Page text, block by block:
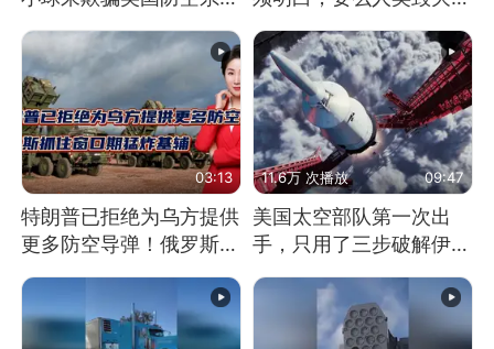
的
要么俄毁灭
03:13
特朗普已拒绝为乌方提供
更多防空导弹！俄罗斯抓
11.6万 次播放 09:47
美国太空部队第一次出
手，只用了三步破解伊朗